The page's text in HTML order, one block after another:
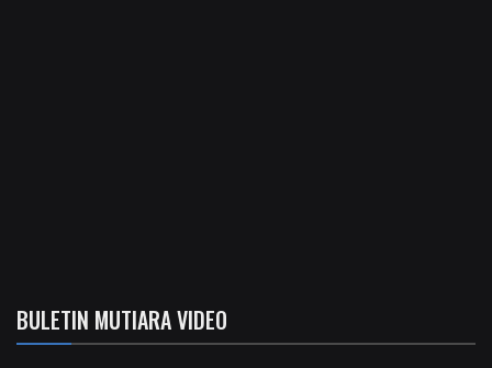
BULETIN MUTIARA VIDEO